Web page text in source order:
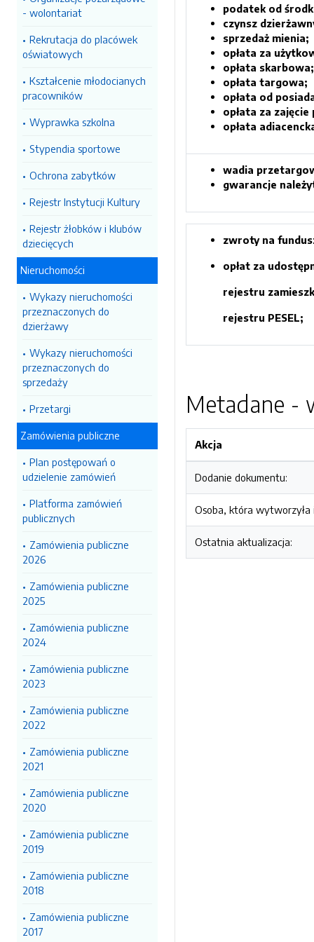
- wolontariat
Rekrutacja do placówek
oświatowych
Kształcenie młodocianych
pracowników
Wyprawka szkolna
Stypendia sportowe
Ochrona zabytków
Rejestr Instytucji Kultury
Rejestr żłobków i klubów
dziecięcych
Nieruchomości
Wykazy nieruchomości
przeznaczonych do
dzierżawy
Wykazy nieruchomości
przeznaczonych do
sprzedaży
Przetargi
Zamówienia publiczne
Plan postępowań o
udzielenie zamówień
Platforma zamówień
publicznych
Zamówienia publiczne
2026
Zamówienia publiczne
2025
Zamówienia publiczne
2024
Zamówienia publiczne
2023
Zamówienia publiczne
2022
Zamówienia publiczne
2021
Zamówienia publiczne
2020
Zamówienia publiczne
2019
Zamówienia publiczne
2018
Zamówienia publiczne
2017
podatek od
czynsz
sprzedaż mienia;
opłata za
opłata skarbowa;
opłata targowa;
opłata od
opłata za
opłata
wadia
gwarancje
zwroty na
opłat za
rejestru
rejestru PESEL;
Metadane -
Akcja
Dodanie dokumentu:
Osoba, która wytworzyła
Ostatnia aktualizacja: